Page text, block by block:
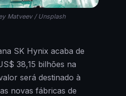
Matveev / Unsplash
SK Hynix acaba de
38,15 bilhões na
será destinado à
novas fábricas de